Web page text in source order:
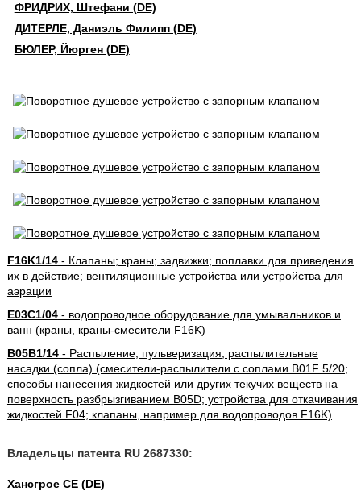
ФРИДРИХ, Штефани (DE)
ДИТЕРЛЕ, Даниэль Филипп (DE)
БЮЛЕР, Йюрген (DE)
F16K1/14- Клапаны; краны; задвижки; поплавки для приведения
их в действие; вентиляционные устройства или устройства для
аэрации
E03C1/04- водопроводное оборудование для умывальников и
ванн (краны, краны-смесители F16K)
B05B1/14- Распыление; пульверизация; распылительные
насадки (сопла) (смесители-распылители с соплами B01F 5/20;
способы нанесения жидкостей или других текучих веществ на
поверхность разбрызгиванием B05D; устройства для откачивания
жидкостей F04; клапаны, например для водопроводов F16K)
Владельцы патента RU 2687330:
Хансгрое СЕ (DE)